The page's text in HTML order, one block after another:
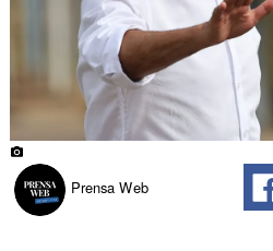
Prensa Web